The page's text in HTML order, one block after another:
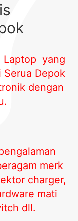
Laptop yang
Serua Depok
dengan
merk
charger,
mati
dll.